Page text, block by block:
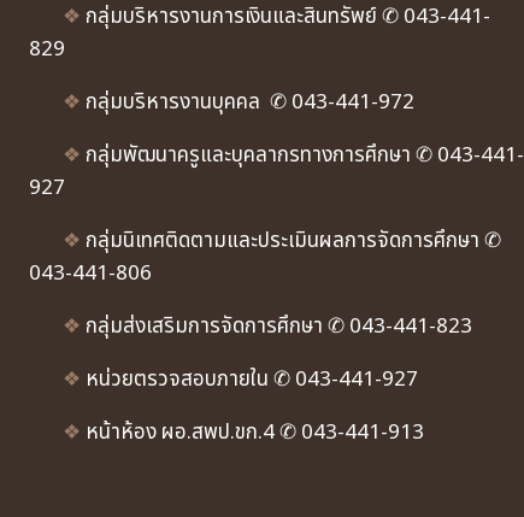
❖ กลุ่มบริหารงานการเงินและสินทรัพย์ ✆ 043-441-
829
❖ กลุ่มบริหารงานบุคคล ✆ 043-441-972
❖ กลุ่มพัฒนาครูและบุคลากรทางการศึกษา ✆ 043-441-
927
❖ กลุ่มนิเทศติดตามและประเมินผลการจัดการศึกษา ✆
043-441-806
❖ กลุ่มส่งเสริมการจัดการศึกษา ✆ 043-441-823
❖ หน่วยตรวจสอบภายใน ✆ 043-441-927
❖ หน้าห้อง ผอ.สพป.ขก.4 ✆ 043-441-913